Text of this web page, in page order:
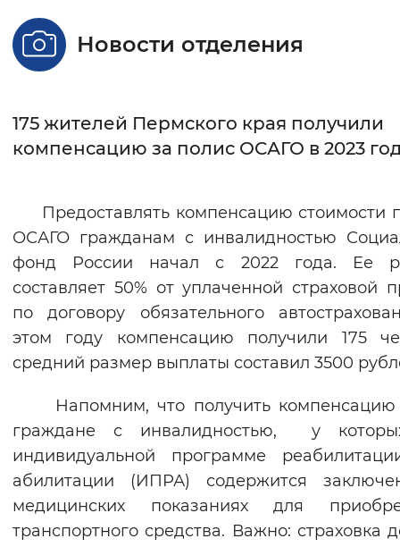
Стандартный Увеличенный
Без засечек С засечками
Нормальный Увеличенный
Цвет сайта
Монохромный Инверсивный
Синий фон
Включены Выключены
Звуковой ассистент
Воспроизвести Остановить
Новости отделения
175 жителей Пермского края получили
компенсацию за полис ОСАГО в 2023
Предоставлять компенсацию стоимости
ОСАГО гражданам с инвалидностью
фонд России начал с 2022 года. Ее
составляет 50% от уплаченной страховой
по договору обязательного
этом году компенсацию получили 175
средний размер выплаты составил 3500
Напомним, что получить компенсацию
граждане с инвалидностью, у
индивидуальной программе
абилитации (ИПРА) содержится
медицинских показаниях для
транспортного средства. Важно: страховка